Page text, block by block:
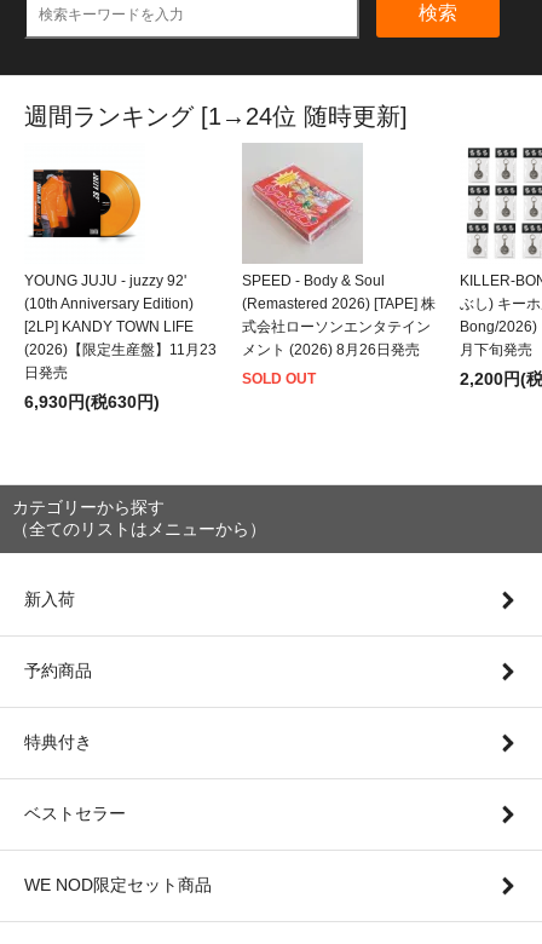
検索
週間ランキング [1→24位 随時更新]
YOUNG JUJU - juzzy 92'
(10th Anniversary Edition)
[2LP] KANDY TOWN LIFE
(2026)【限定生産盤】11月23
日発売
6,930円(税630円)
SPEED - Body & Soul
(Remastered 2026) [TAPE] 株
式会社ローソンエンタテイン
メント (2026) 8月26日発売
SOLD OUT
KILLER-
ぶし) キー
Bong/2026)
月下旬発売
2,200円(
カテゴリーから探す
（全てのリストはメニューから）
新入荷
予約商品
特典付き
ベストセラー
WE NOD限定セット商品